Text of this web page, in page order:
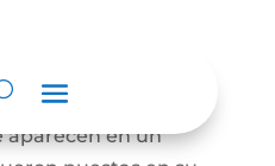
testimonio escrito
aparecen en un